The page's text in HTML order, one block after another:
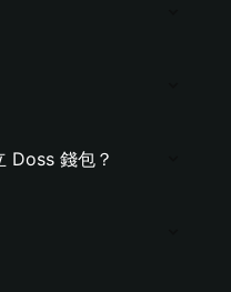
Doss 錢包？